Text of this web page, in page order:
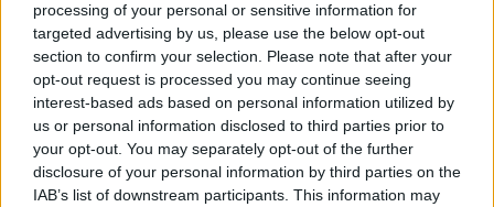
processing of your personal or sensitive information for
targeted advertising by us, please use the below opt-out
section to confirm your selection. Please note that after your
opt-out request is processed you may continue seeing
interest-based ads based on personal information utilized by
us or personal information disclosed to third parties prior to
your opt-out. You may separately opt-out of the further
disclosure of your personal information by third parties on the
IAB’s list of downstream participants. This information may